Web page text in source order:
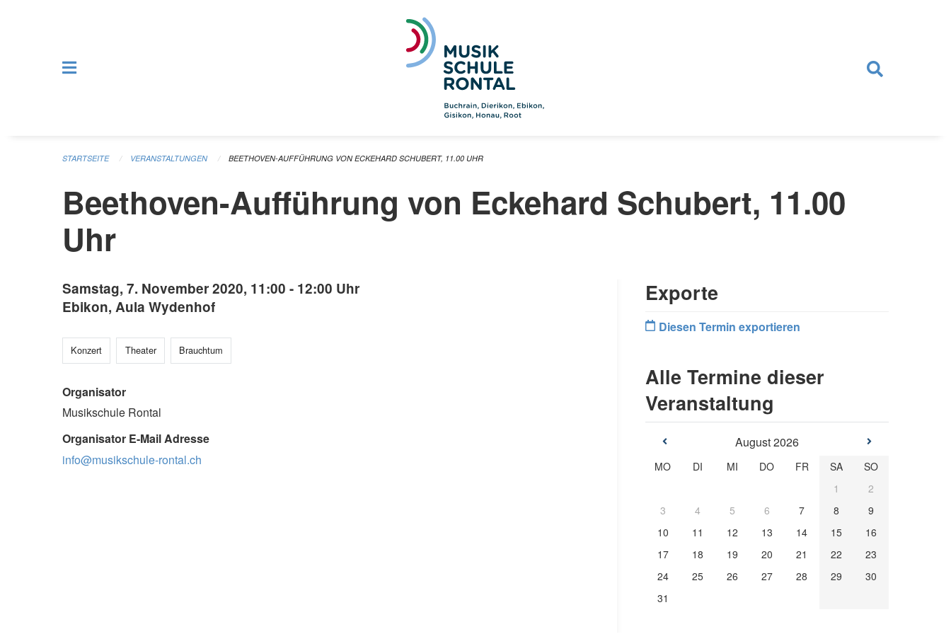
STARTSEITE VERANSTALTUNGEN BEETHOVEN-AUFFÜHRUNG VON ECKEHARD SCHUBERT, 11.00 UHR
Beethoven-Aufführung von Eckehard Schubert, 11.00
Uhr
Samstag, 7. November 2020, 11:00 - 12:00 Uhr
Ebikon, Aula Wydenhof
Konzert Theater Brauchtum
Organisator
Musikschule Rontal
Organisator E-Mail Adresse
info@musikschule-rontal.ch
Exporte
Diesen Termin exportieren
Alle Termine dieser
Veranstaltung
August 2026
MO DI MI DO FR SA
SO
1
2
3
4 5 6 7 8
9
10
11 12 13 14 15
16
17
18 19 20 21 22
23
24
25 26 27 28 29
30
31